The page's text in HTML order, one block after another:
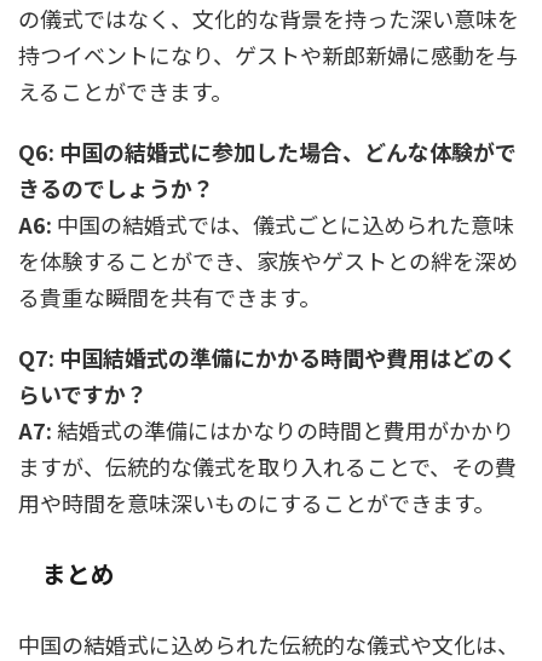
の儀式ではなく、文化的な背景を持った深い意味を
持つイベントになり、ゲストや新郎新婦に感動を与
えることができます。
Q6: 中国の結婚式に参加した場合、どんな体験がで
きるのでしょうか？
A6: 中国の結婚式では、儀式ごとに込められた意味
を体験することができ、家族やゲストとの絆を深め
る貴重な瞬間を共有できます。
Q7: 中国結婚式の準備にかかる時間や費用はどのく
らいですか？
A7:結婚式の準備にはかなりの時間と費用がかかり
ますが、伝統的な儀式を取り入れることで、その費
用や時間を意味深いものにすることができます。
まとめ
中国の結婚式に込められた伝統的な儀式や文化は、